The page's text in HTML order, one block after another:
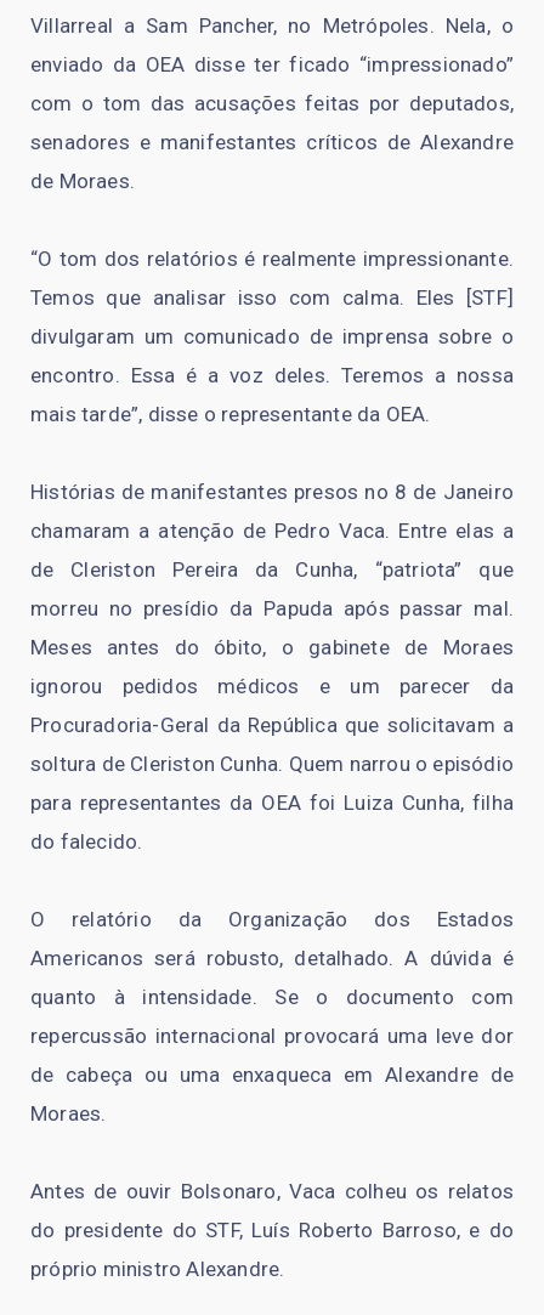
Villarreal a Sam Pancher, no Metrópoles. Nela, o
enviado da OEA disse ter ficado “impressionado”
com o tom das acusações feitas por deputados,
senadores e manifestantes críticos de Alexandre
de Moraes.
“O tom dos relatórios é realmente impressionante.
Temos que analisar isso com calma. Eles [STF]
divulgaram um comunicado de imprensa sobre o
encontro. Essa é a voz deles. Teremos a nossa
mais tarde”, disse o representante da OEA.
Histórias de manifestantes presos no 8 de Janeiro
chamaram a atenção de Pedro Vaca. Entre elas a
de Cleriston Pereira da Cunha, “patriota” que
morreu no presídio da Papuda após passar mal.
Meses antes do óbito, o gabinete de Moraes
ignorou pedidos médicos e um parecer da
Procuradoria-Geral da República que solicitavam a
soltura de Cleriston Cunha. Quem narrou o episódio
para representantes da OEA foi Luiza Cunha, filha
do falecido.
O relatório da Organização dos Estados
Americanos será robusto, detalhado. A dúvida é
quanto à intensidade. Se o documento com
repercussão internacional provocará uma leve dor
de cabeça ou uma enxaqueca em Alexandre de
Moraes.
Antes de ouvir Bolsonaro, Vaca colheu os relatos
do presidente do STF, Luís Roberto Barroso, e do
próprio ministro Alexandre.